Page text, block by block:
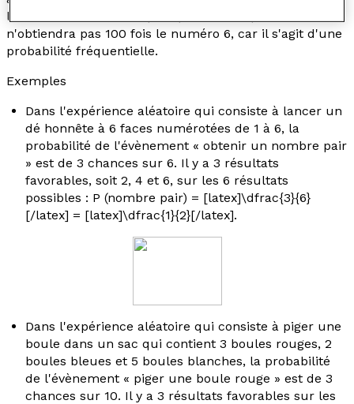
lancers de ce dé, il est presque assuré qu'on
n'obtiendra pas 100 fois le numéro 6, car il s'agit d'une
probabilité fréquentielle.
Exemples
Dans l'expérience aléatoire qui consiste à lancer un
dé honnête à 6 faces numérotées de 1 à 6, la
probabilité de l'évènement « obtenir un nombre pair
» est de 3 chances sur 6. Il y a 3 résultats
favorables, soit 2, 4 et 6, sur les 6 résultats
possibles : P (nombre pair) = [latex]\dfrac{3}{6}
[/latex] = [latex]\dfrac{1}{2}[/latex].
Dans l'expérience aléatoire qui consiste à piger une
boule dans un sac qui contient 3 boules rouges, 2
boules bleues et 5 boules blanches, la probabilité
de l'évènement « piger une boule rouge » est de 3
chances sur 10. Il y a 3 résultats favorables sur les